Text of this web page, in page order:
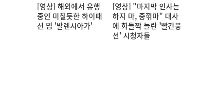
[영상] 해외에서 유행
중인 미칠듯한 하이패
션 밈 '발렌시아가'
[영상] "마지막 인사는
하지 마, 중꺾마" 대사
에 화들짝 놀란 '빨간풍
선' 시청자들